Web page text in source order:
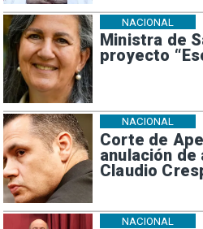
Ministra de
proyecto
NACIONAL
Corte de
anulación de
Claudio
NACIONAL
NACIONAL